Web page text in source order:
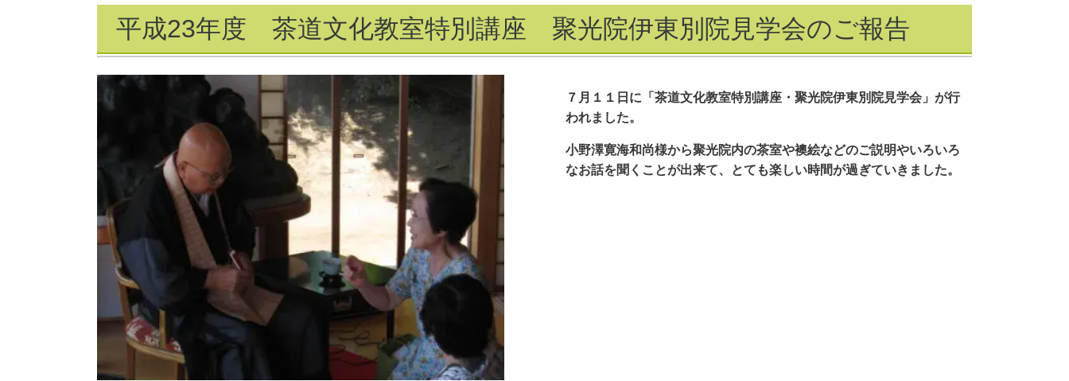
平成23年度 茶道文化教室特別講座 聚光院伊東別院見学会のご報告
７月１１日に「茶道文化教室特別講座・聚光院伊東別院見学会」が行
われました。
小野澤寛海和尚様から聚光院内の茶室や襖絵などのご説明やいろいろ
なお話を聞くことが出来て、
とても楽しい時間が過ぎていきました。